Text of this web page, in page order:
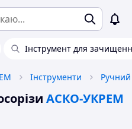
Інструмент для
Інструменти Ручний
АСКО-УКРЕМ